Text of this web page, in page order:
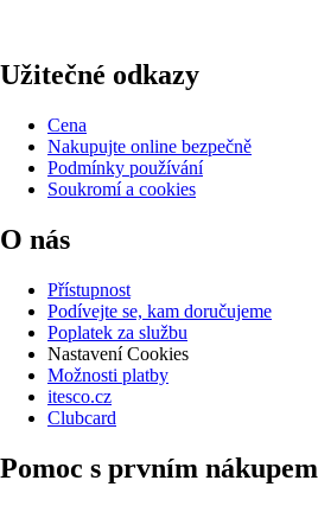
Užitečné odkazy
Cena
Nakupujte online bezpečně
Podmínky používání
Soukromí a cookies
O nás
Přístupnost
Podívejte se, kam doručujeme
Poplatek za službu
Nastavení Cookies
Možnosti platby
itesco.cz
Clubcard
Pomoc s prvním nákupem